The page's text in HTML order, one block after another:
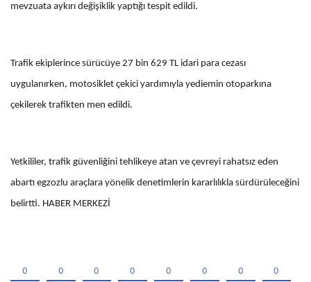
mevzuata aykırı değişiklik yaptığı tespit edildi.
Trafik ekiplerince sürücüye 27 bin 629 TL idari para cezası
uygulanırken, motosiklet çekici yardımıyla yediemin otoparkına
çekilerek trafikten men edildi.
Yetkililer, trafik güvenliğini tehlikeye atan ve çevreyi rahatsız eden
abartı egzozlu araçlara yönelik denetimlerin kararlılıkla sürdürüleceğini
belirtti. HABER MERKEZİ